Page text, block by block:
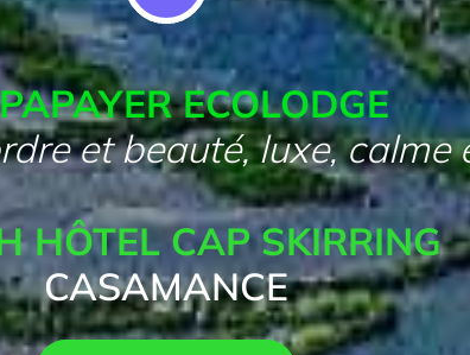
ECOLODGE
et beauté, luxe, calme
HÔTEL CAP SKIRRING
CASAMANCE